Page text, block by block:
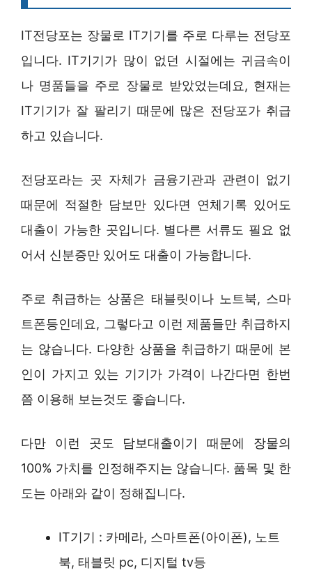
IT전당포는 장물로 IT기기를 주로 다루는 전당포
입니다. IT기기가 많이 없던 시절에는 귀금속이
나 명품들을 주로 장물로 받았었는데요, 현재는
IT기기가 잘 팔리기 때문에 많은 전당포가 취급
하고 있습니다.
전당포라는 곳 자체가 금융기관과 관련이 없기
때문에 적절한 담보만 있다면 연체기록 있어도
대출이 가능한 곳입니다. 별다른 서류도 필요 없
어서 신분증만 있어도 대출이 가능합니다.
주로 취급하는 상품은 태블릿이나 노트북, 스마
트폰등인데요, 그렇다고 이런 제품들만 취급하지
는 않습니다. 다양한 상품을 취급하기 때문에 본
인이 가지고 있는 기기가 가격이 나간다면 한번
쯤 이용해 보는것도 좋습니다.
다만 이런 곳도 담보대출이기 때문에 장물의
100% 가치를 인정해주지는 않습니다. 품목 및 한
도는 아래와 같이 정해집니다.
IT기기 : 카메라, 스마트폰(아이폰), 노트
북, 태블릿 pc, 디지털 tv등